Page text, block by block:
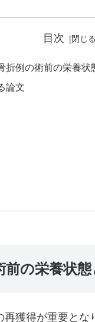
目次
折例の術前の栄養状
論文
の栄養状
獲得が重要とな